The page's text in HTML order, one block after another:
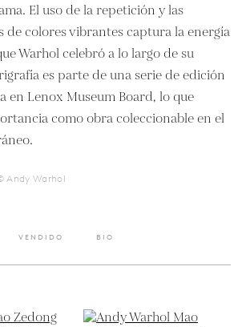
El uso de la repetición y las
de colores vibrantes captura la energía
Warhol celebró a lo largo de su
es parte de una serie de edición
en Lenox Museum Board, lo que
como obra coleccionable en el
Andy Warhol
VENDIDO BIO